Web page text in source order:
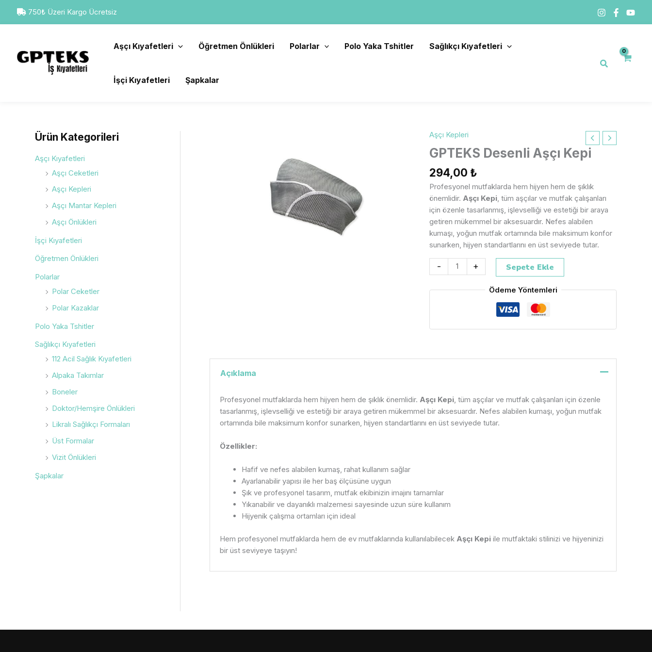
750₺ Üzeri Kargo Ücretsiz
Aşçı Kıyafetleri Öğretmen Önlükleri Polarlar Polo Yaka Tshitler Sağlıkçı Kıyafetleri
İşçi Kıyafetleri Şapkalar
Arama
Ürün Kategorileri
Aşçı Kıyafetleri
Aşçı Ceketleri
Aşçı Kepleri
Aşçı Mantar Kepleri
Aşçı Önlükleri
İşçi Kıyafetleri
Öğretmen Önlükleri
Polarlar
Polar Ceketler
Polar Kazaklar
Polo Yaka Tshitler
Sağlıkçı Kıyafetleri
112 Acil Sağlık Kıyafetleri
Alpaka Takımlar
Boneler
Doktor/Hemşire Önlükleri
Likralı Sağlıkçı Formaları
Üst Formalar
Vizit Önlükleri
Şapkalar
Aşçı Kepleri
GPTEKS Desenli Aşçı Kepi
294,00 ₺
Profesyonel mutfaklarda hem hijyen hem de şıklık
önemlidir. Aşçı Kepi , tüm aşçılar ve mutfak çalışanları
için özenle tasarlanmış, işlevselliği ve estetiği bir araya
getiren mükemmel bir aksesuardır. Nefes alabilen
kumaşı, yoğun mutfak ortamında bile maksimum konfor
sunarken, hijyen standartlarını en üst seviyede tutar.
-
GPTEKS
Desenli
Aşçı
Kepi
adet
+ Sepete Ekle
Ödeme Yöntemleri
Açıklama
Profesyonel mutfaklarda hem hijyen hem de şıklık önemlidir. Aşçı Kepi, tüm aşçılar ve mutfak çalışanları için özenle
tasarlanmış, işlevselliği ve estetiği bir araya getiren mükemmel bir aksesuardır. Nefes alabilen kumaşı, yoğun mutfak
ortamında bile maksimum konfor sunarken, hijyen standartlarını en üst seviyede tutar.
Özellikler:
Hafif ve nefes alabilen kumaş, rahat kullanım sağlar
Ayarlanabilir yapısı ile her baş ölçüsüne uygun
Şık ve profesyonel tasarım, mutfak ekibinizin imajını tamamlar
Yıkanabilir ve dayanıklı malzemesi sayesinde uzun süre kullanım
Hijyenik çalışma ortamları için ideal
Hem profesyonel mutfaklarda hem de ev mutfaklarında kullanılabilecek Aşçı Kepiile mutfaktaki stilinizi ve hijyeninizi
bir üst seviyeye taşıyın!